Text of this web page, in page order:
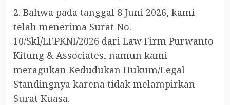
2. Bahwa pada tanggal 8 Juni 2026, kami
telah menerima Surat No.
10/Skl/LF.PKNI/2026 dari Law Firm Purwanto
Kitung & Associates, namun kami
meragukan Kedudukan Hukum/Legal
Standingnya karena tidak melampirkan
Surat Kuasa.